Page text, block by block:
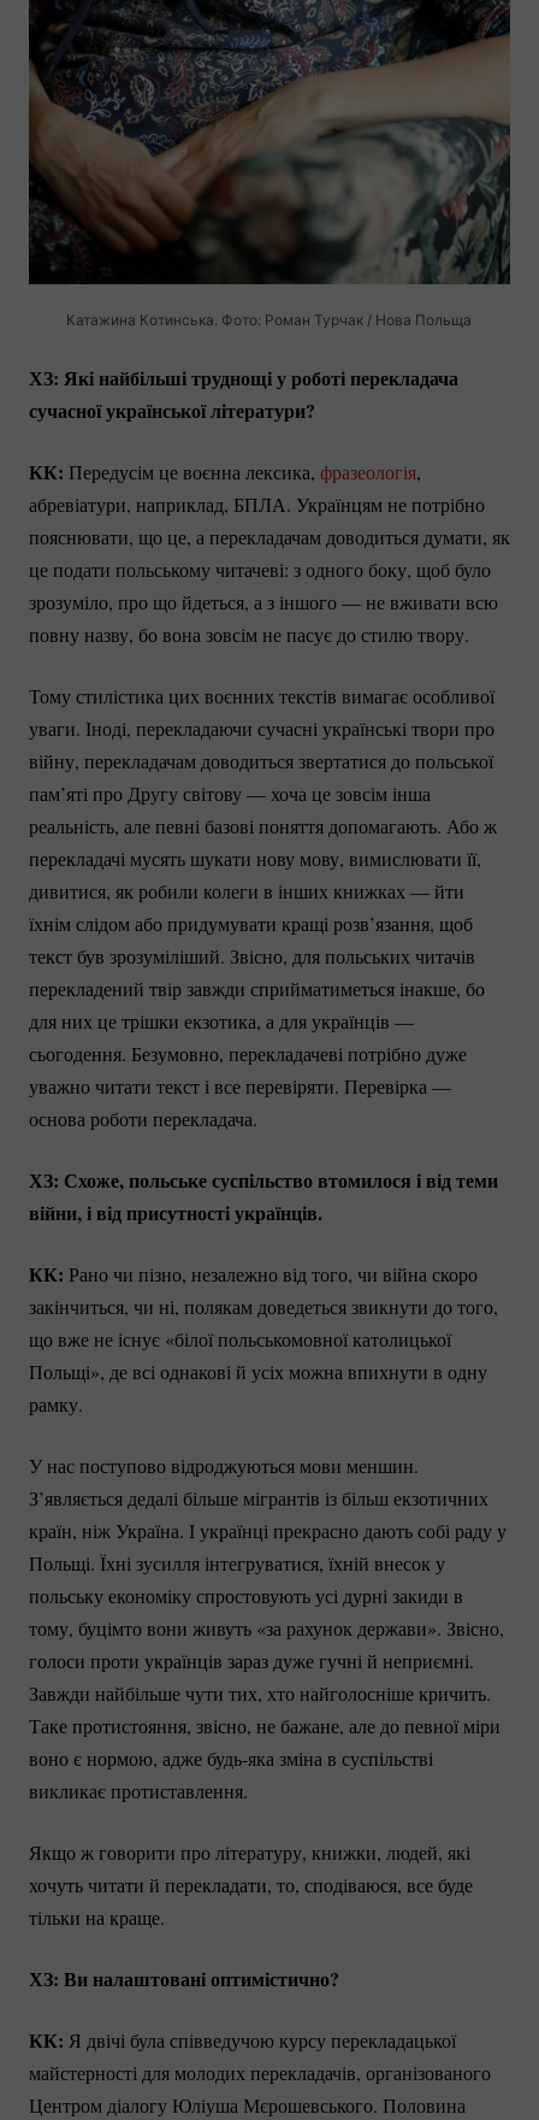
Катажина Котинська. Фото: Роман Турчак / Нова Польща
ХЗ: Які найбільші труднощі у роботі перекладача
сучасної української літератури?
КК: Передусім це воєнна лексика, фразеологія,
абревіатури, наприклад, БПЛА. Українцям не потрібно
пояснювати, що це, а перекладачам доводиться думати, як
це подати польському читачеві: з одного боку, щоб було
зрозуміло, про що йдеться, а з іншого — не вживати всю
повну назву, бо вона зовсім не пасує до стилю твору.
Тому стилістика цих воєнних текстів вимагає особливої
уваги. Іноді, перекладаючи сучасні українські твори про
війну, перекладачам доводиться звертатися до польської
пам’яті про Другу світову — хоча це зовсім інша
реальність, але певні базові поняття допомагають. Або ж
перекладачі мусять шукати нову мову, вимислювати її,
дивитися, як робили колеги в інших книжках — йти
їхнім слідом або придумувати кращі розв’язання, щоб
текст був зрозуміліший. Звісно, для польських читачів
перекладений твір завжди сприйматиметься інакше, бо
для них це трішки екзотика, а для українців —
сьогодення. Безумовно, перекладачеві потрібно дуже
уважно читати текст і все перевіряти. Перевірка —
основа роботи перекладача.
ХЗ: Схоже, польське суспільство втомилося і від теми
війни, і від присутності українців.
КК: Рано чи пізно, незалежно від того, чи війна скоро
закінчиться, чи ні, полякам доведеться звикнути до того,
що вже не існує «білої польськомовної католицької
Польщі», де всі однакові й усіх можна впихнути в одну
рамку.
У нас поступово відроджуються мови меншин.
З’являється дедалі більше мігрантів із більш екзотичних
країн, ніж Україна. І українці прекрасно дають собі раду у
Польщі. Їхні зусилля інтегруватися, їхній внесок у
польську економіку спростовують усі дурні закиди в
тому, буцімто вони живуть «за рахунок держави». Звісно,
голоси проти українців зараз дуже гучні й неприємні.
Завжди найбільше чути тих, хто найголосніше кричить.
Таке протистояння, звісно, не бажане, але до певної міри
воно є нормою, адже будь-яка зміна в суспільстві
викликає протиставлення.
Якщо ж говорити про літературу, книжки, людей, які
хочуть читати й перекладати, то, сподіваюся, все буде
тільки на краще.
ХЗ: Ви налаштовані оптимістично?
КК: Я двічі була співведучою курсу перекладацької
майстерності для молодих перекладачів, організованого
Центром діалогу Юліуша Мєрошевського. Половина